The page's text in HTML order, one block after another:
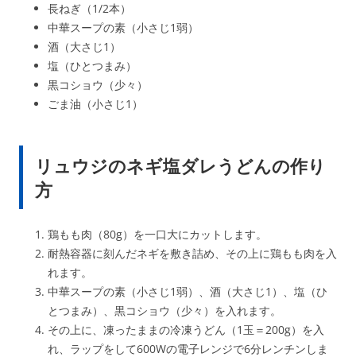
長ねぎ（1/2本）
中華スープの素（小さじ1弱）
酒（大さじ1）
塩（ひとつまみ）
黒コショウ（少々）
ごま油（小さじ1）
リュウジのネギ塩ダレうどんの作り
方
鶏もも肉（80g）を一口大にカットします。
耐熱容器に刻んだネギを敷き詰め、その上に鶏もも肉を入
れます。
中華スープの素（小さじ1弱）、酒（大さじ1）、塩（ひ
とつまみ）、黒コショウ（少々）を入れます。
その上に、凍ったままの冷凍うどん（1玉＝200g）を入
れ、ラップをして600Wの電子レンジで6分レンチンしま